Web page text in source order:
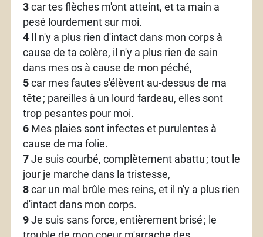
3car tes flèches m'ont atteint, et ta main a
pesé lourdement sur moi.
4Il n'y a plus rien d'intact dans mon corps à
cause de ta colère, il n'y a plus rien de sain
dans mes os à cause de mon péché,
5car mes fautes s'élèvent au-dessus de ma
tête ; pareilles à un lourd fardeau, elles sont
trop pesantes pour moi.
6Mes plaies sont infectes et purulentes à
cause de ma folie.
7Je suis courbé, complètement abattu ; tout le
jour je marche dans la tristesse,
8car un mal brûle mes reins, et il n'y a plus rien
d'intact dans mon corps.
9Je suis sans force, entièrement brisé ; le